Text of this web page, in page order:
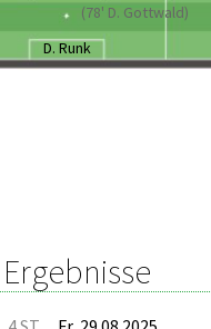
(78' D. Gottwald)
D. Runk